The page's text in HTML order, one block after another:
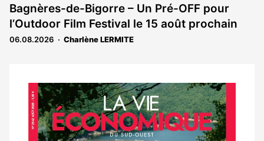
Bagnères-de-Bigorre – Un Pré-OFF pour
l’Outdoor Film Festival le 15 août prochain
06.08.2026 Charlène LERMITE
Notre
dernier
magazine